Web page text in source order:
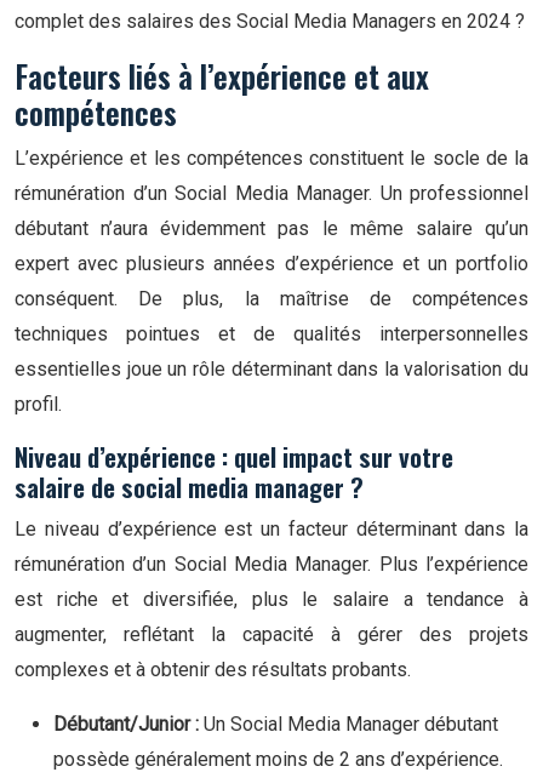
complet des salaires des Social Media Managers en 2024 ?
Facteurs liés à l’expérience et aux
compétences
L’expérience et les compétences constituent le socle de la
rémunération d’un Social Media Manager. Un professionnel
débutant n’aura évidemment pas le même salaire qu’un
expert avec plusieurs années d’expérience et un portfolio
conséquent. De plus, la maîtrise de compétences
techniques pointues et de qualités interpersonnelles
essentielles joue un rôle déterminant dans la valorisation du
profil.
Niveau d’expérience : quel impact sur votre
salaire de social media manager ?
Le niveau d’expérience est un facteur déterminant dans la
rémunération d’un Social Media Manager. Plus l’expérience
est riche et diversifiée, plus le salaire a tendance à
augmenter, reflétant la capacité à gérer des projets
complexes et à obtenir des résultats probants.
Débutant/Junior : Un Social Media Manager débutant
possède généralement moins de 2 ans d’expérience.